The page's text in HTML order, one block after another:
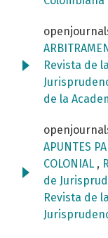
Revista de
de la
APUNTES
COLONIAL ,
de
Revista de